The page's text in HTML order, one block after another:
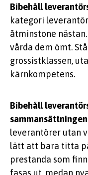
Bibehåll
kategori
åtminstone
vårda dem ömt.
grossistklassen,
kärnkompetens.
Bibehåll
sammansättningen
leverantörer utan
lätt att bara titta
prestanda som
fasas ut, medan